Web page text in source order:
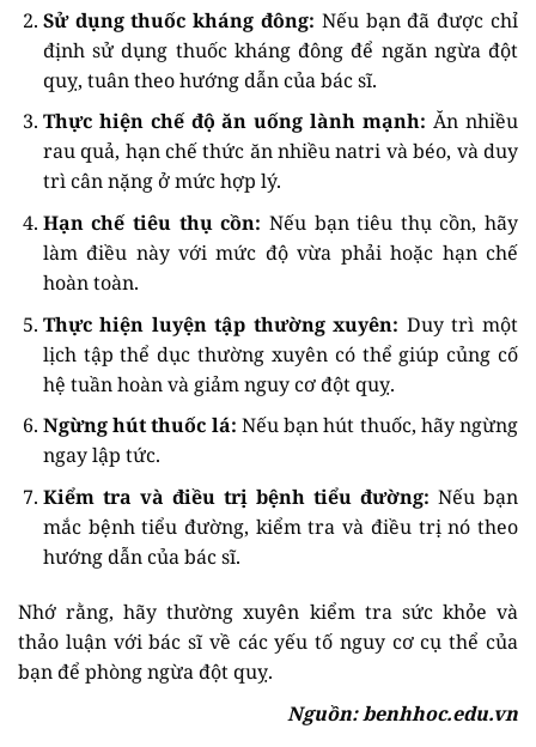
Sử dụng thuốc kháng đông: Nếu bạn đã được chỉ
định sử dụng thuốc kháng đông để ngăn ngừa đột
quỵ, tuân theo hướng dẫn của bác sĩ.
Thực hiện chế độ ăn uống lành mạnh: Ăn nhiều
rau quả, hạn chế thức ăn nhiều natri và béo, và duy
trì cân nặng ở mức hợp lý.
Hạn chế tiêu thụ cồn: Nếu bạn tiêu thụ cồn, hãy
làm điều này với mức độ vừa phải hoặc hạn chế
hoàn toàn.
Thực hiện luyện tập thường xuyên: Duy trì một
lịch tập thể dục thường xuyên có thể giúp củng cố
hệ tuần hoàn và giảm nguy cơ đột quỵ.
Ngừng hút thuốc lá: Nếu bạn hút thuốc, hãy ngừng
ngay lập tức.
Kiểm tra và điều trị bệnh tiểu đường: Nếu bạn
mắc bệnh tiểu đường, kiểm tra và điều trị nó theo
hướng dẫn của bác sĩ.
Nhớ rằng, hãy thường xuyên kiểm tra sức khỏe và
thảo luận với bác sĩ về các yếu tố nguy cơ cụ thể của
bạn để phòng ngừa đột quỵ.
Nguồn: benhhoc.edu.vn